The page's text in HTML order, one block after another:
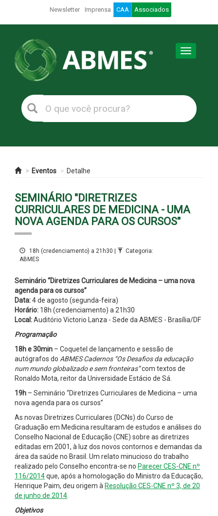
Newsletter Imprensa CAA Associados
Toggle
Eventos Detalhe
SEMINÁRIO "DIRETRIZES
CURRICULARES DE MEDICINA - UMA
NOVA AGENDA PARA OS CURSOS"
18h (credenciamento) a 21h30 |
Categoria:
ABMES
Seminário “Diretrizes Curriculares de Medicina – uma nova
agenda para os cursos”
Data:4 de agosto (segunda-feira)
Horário: 18h (credenciamento) a 21h30
Local:Auditório Victorio Lanza - Sede da ABMES - Brasília/DF
Programação
18h e 30min – Coquetel de lançamento e sessão de
autógrafos do ABMES Cadernos “Os Desafios da educação
num mundo globalizado e sem fronteiras”com textos de
Ronaldo Mota, reitor da Universidade Estácio de Sá.
19h – Seminário “Diretrizes Curriculares de Medicina – uma
nova agenda para os cursos”
As novas Diretrizes Curriculares (DCNs) do Curso de
Graduação em Medicina resultaram de estudos e análises do
Conselho Nacional de Educação (CNE) sobre as diretrizes
editadas em 2001, à luz dos novos contornos e demandas da
área da saúde no Brasil. Um relato minucioso do trabalho
realizado pelo Conselho encontra-se no Parecer CES-CNE nº
116/2014que, após a homologação do Ministro da Educação,
Henrique Paim, deu origem à Resolução CES-CNE nº 3, de 20
de junho de 2014
Objetivos